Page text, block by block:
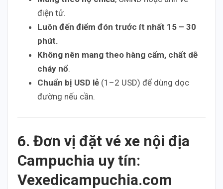
điện tử.
Luôn đến điểm đón trước ít nhất 15 – 30
phút.
Không nên mang theo hàng cấm, chất dễ
cháy nổ.
Chuẩn bị USD lẻ (1–2 USD) để dùng dọc
đường nếu cần.
6. Đơn vị đặt vé xe nội địa
Campuchia uy tín:
Vexedicampuchia.com